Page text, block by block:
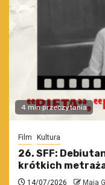
4 min przeczytania
Film Kultura
26. SFF:
krótkich
14/07/2026 Maja